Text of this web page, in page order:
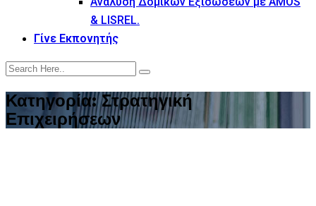
& LISREL.
Γίνε Εκπονητής
Κατηγορία:Στρατηγική
Επιχειρήσεων